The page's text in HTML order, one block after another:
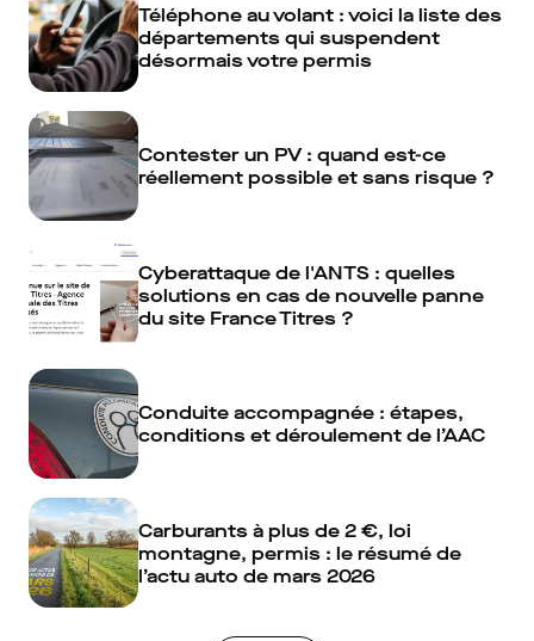
Téléphone au volant : voici la liste des
départements qui suspendent
désormais votre permis
Contester un PV : quand est-ce
réellement possible et sans risque ?
Cyberattaque de l'ANTS : quelles
solutions en cas de nouvelle panne
du site France Titres ?
Conduite accompagnée : étapes,
conditions et déroulement de l’AAC
Carburants à plus de 2 €, loi
montagne, permis : le résumé de
l’actu auto de mars 2026